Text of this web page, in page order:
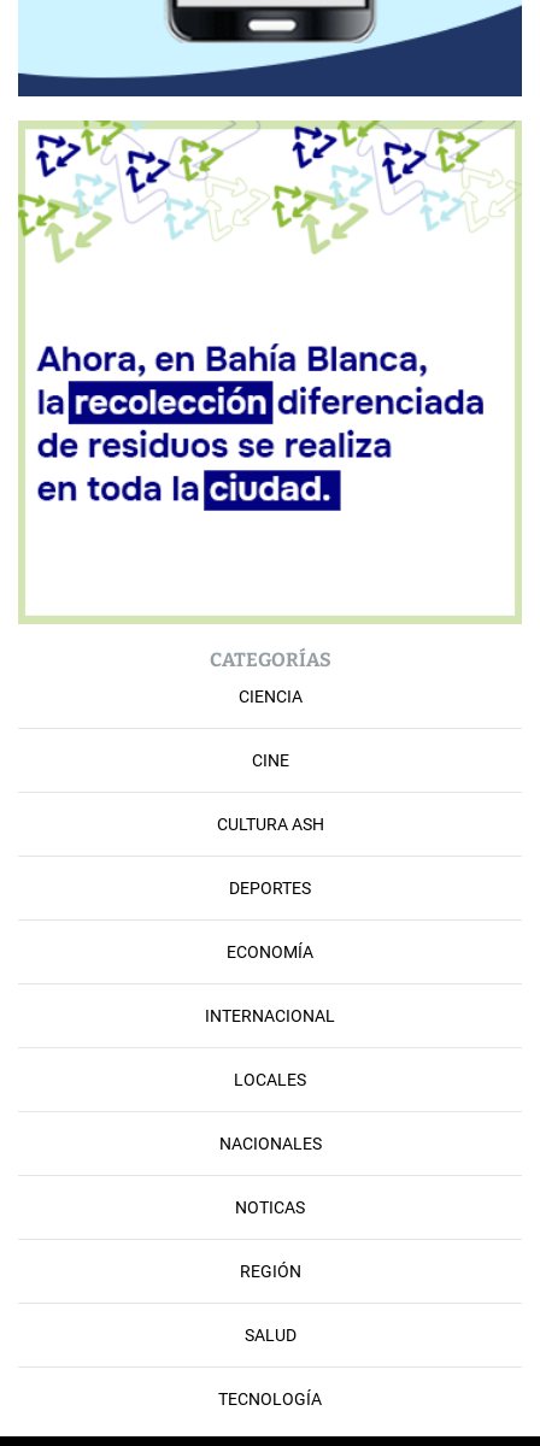
CATEGORÍAS
CIENCIA
CINE
CULTURA ASH
DEPORTES
ECONOMÍA
INTERNACIONAL
LOCALES
NACIONALES
NOTICAS
REGIÓN
SALUD
TECNOLOGÍA